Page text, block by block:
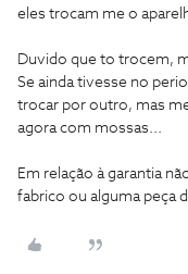
eles trocam me o
Duvido que to trocem,
Se ainda tivesse no
trocar por outro, mas
agora com mossas...
Em relação à garantia
fabrico ou alguma peça